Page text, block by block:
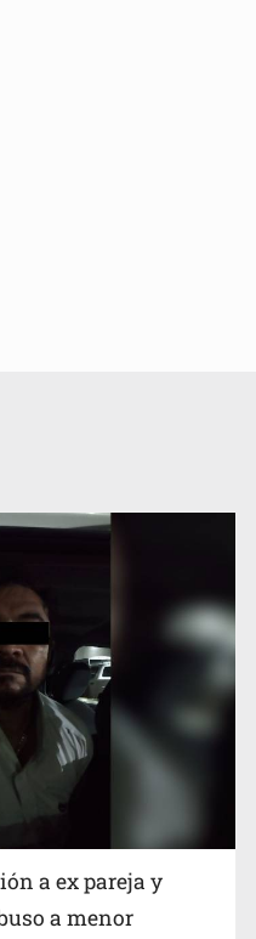
de deudores en Jalisco
Economista
a ex pareja y
a menor